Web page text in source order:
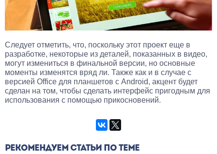
Следует отметить, что, поскольку этот проект еще в
разработке, некоторые из деталей, показанных в видео,
могут измениться в финальной версии, но основные
моменты изменятся вряд ли. Также как и в случае с
версией Office для планшетов с Android, акцент будет
сделан на том, чтобы сделать интерфейс пригодным для
использования с помощью прикосновений.
РЕКОМЕНДУЕМ СТАТЬИ ПО ТЕМЕ